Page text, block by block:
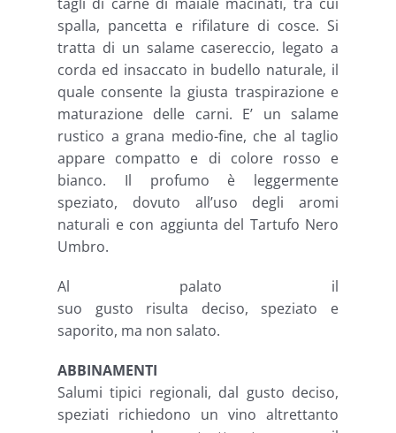
spalla, pancetta e rifilature di cosce. Si
tratta di un salame casereccio, legato a
corda ed insaccato in budello naturale, il
quale consente la giusta traspirazione e
maturazione delle carni. E’ un salame
rustico a grana medio-fine, che al taglio
appare compatto e di colore rosso e
bianco. Il profumo è leggermente
speziato, dovuto all’uso degli aromi
naturali e con aggiunta del Tartufo Nero
Umbro.
Al palato il
suo gusto risulta deciso, speziato e
saporito, ma non salato.
ABBINAMENTI
Salumi tipici regionali, dal gusto deciso,
speziati richiedono un vino altrettanto